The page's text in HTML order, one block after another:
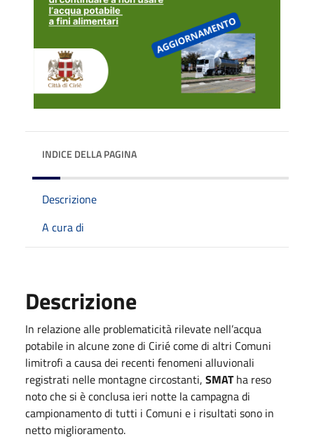
INDICE DELLA PAGINA
Descrizione
A cura di
Descrizione
In relazione alle problematicità rilevate nell’acqua
potabile in alcune zone di Cirié come di altri Comuni
limitrofi a causa dei recenti fenomeni alluvionali
registrati nelle montagne circostanti, SMATha reso
noto che si è conclusa ieri notte la campagna di
campionamento di tutti i Comuni e i risultati sono in
netto miglioramento.